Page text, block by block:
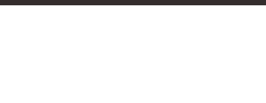
Charte des Données Personnelles